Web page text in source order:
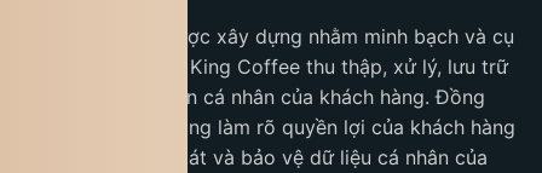
Chính sách này được xây dựng nhằm minh bạch và cụ
thể hóa cách thức King Coffee thu thập, xử lý, lưu trữ
và bảo vệ thông tin cá nhân của khách hàng. Đồng
thời, chính sách cũng làm rõ quyền lợi của khách hàng
trong việc kiểm soát và bảo vệ dữ liệu cá nhân của